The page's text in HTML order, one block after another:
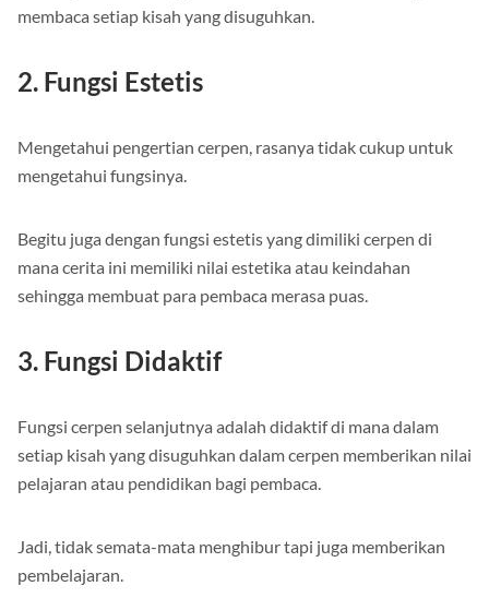
membaca setiap kisah yang disuguhkan.
2. Fungsi Estetis
Mengetahui pengertian cerpen, rasanya tidak cukup untuk
mengetahui fungsinya.
Begitu juga dengan fungsi estetis yang dimiliki cerpen di
mana cerita ini memiliki nilai estetika atau keindahan
sehingga membuat para pembaca merasa puas.
3. Fungsi Didaktif
Fungsi cerpen selanjutnya adalah didaktif di mana dalam
setiap kisah yang disuguhkan dalam cerpen memberikan nilai
pelajaran atau pendidikan bagi pembaca.
Jadi, tidak semata-mata menghibur tapi juga memberikan
pembelajaran.